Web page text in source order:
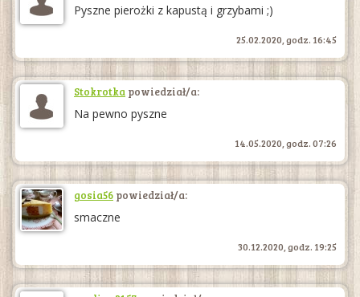
Pyszne pierożki z kapustą i grzybami ;)
25.02.2020, godz. 16:45
Stokrotka powiedział/a:
Na pewno pyszne
14.05.2020, godz. 07:26
gosia56 powiedział/a:
smaczne
30.12.2020, godz. 19:25